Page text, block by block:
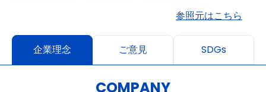
参照元はこちら
企業理念 ご意見 SDGs
COMPANY